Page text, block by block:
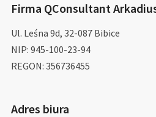
Firma QConsultant
Ul. Leśna 9d, 32-087 Bibice
NIP: 945-100-23-94
REGON: 356736455
Adres biura